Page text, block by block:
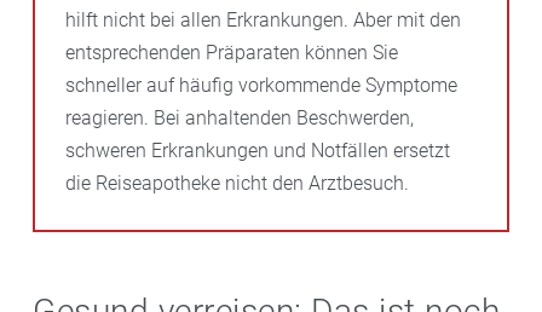
hilft nicht bei allen Erkrankungen. Aber mit den
entsprechenden Präparaten können Sie
schneller auf häufig vorkommende Symptome
reagieren. Bei anhaltenden Beschwerden,
schweren Erkrankungen und Notfällen ersetzt
die Reiseapotheke nicht den Arztbesuch.